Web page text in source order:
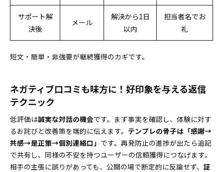
サポート解
決後
メール
解決から1日
以内
担当者名でお
礼
短文・簡単・非強要が継続獲得のカギです。
ネガティブ口コミも味方に！好印象を与える返信
テクニック
低評価は誠実な対話の機会です。まず事実を確認し、体験に対す
るお詫びと改善策を端的に伝えます。 テンプレの骨子は「感謝→
共感→是正策→個別連絡口」 です。再発防止の進捗が出たら追記
で共有し、同様の不安を持つユーザーの信頼獲得につなげます。
相手の主張に誤りがあっても、公開の場で断定的に反論せず、 証